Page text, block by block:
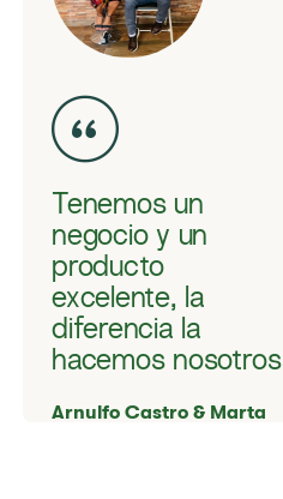
Tenemos un
negocio y un
producto
excelente, la
diferencia la
hacemos nosotros
Arnulfo Castro & Marta